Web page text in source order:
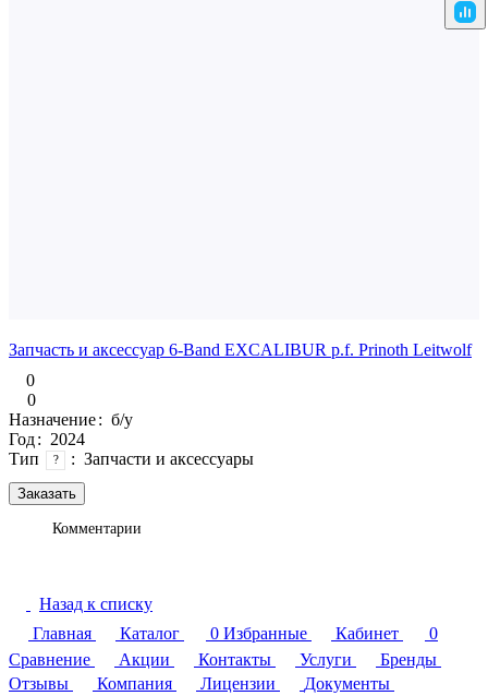
Запчасть и аксессуар 6-Band EXCALIBUR p.f. Prinoth Leitwolf
0
0
Заказать
Назначение: б/у
Год: 2024
Тип
? : Запчасти и аксессуары
Комментарии
Назад к списку
Главная
Каталог 0 Избранные Кабинет
0
Сравнение
Акции Контакты Услуги
Бренды
Отзывы
Компания Лицензии
Документы